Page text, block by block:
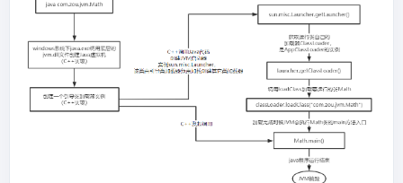
return
public static void main(String[] args)
        Math math =
new
Math();
        math.compute();